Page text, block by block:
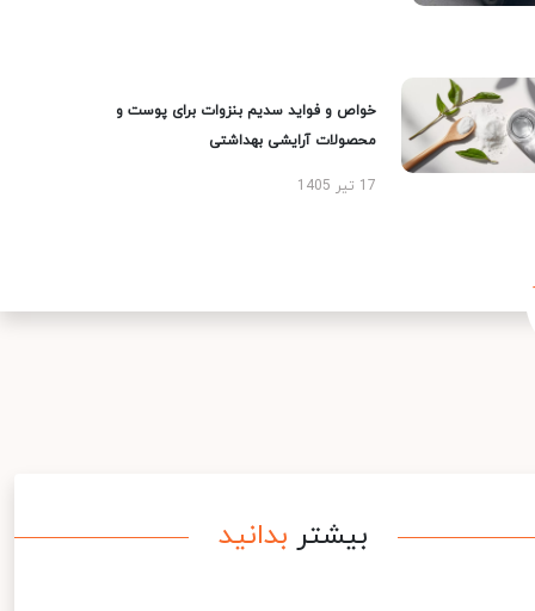
خواص و فواید سدیم بنزوات برای پوست و
محصولات آرایشی بهداشتی
17 تیر 1405
بیشتر بدانید